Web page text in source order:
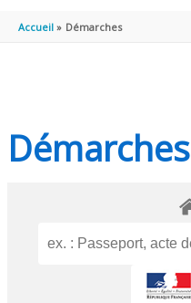
Accueil Démarches
Démarches